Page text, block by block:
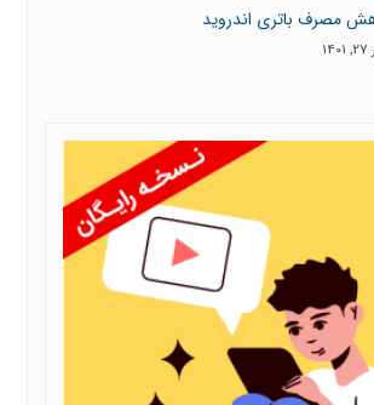
مصرف باتری اندروید